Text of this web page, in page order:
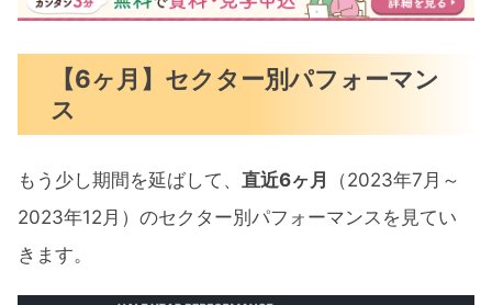
【6ヶ月】セクター別パフォーマン
ス
もう少し期間を延ばして、 直近6ヶ月
（2023年7月～
2023年12月）のセクター別パフォーマンスを見てい
きます。